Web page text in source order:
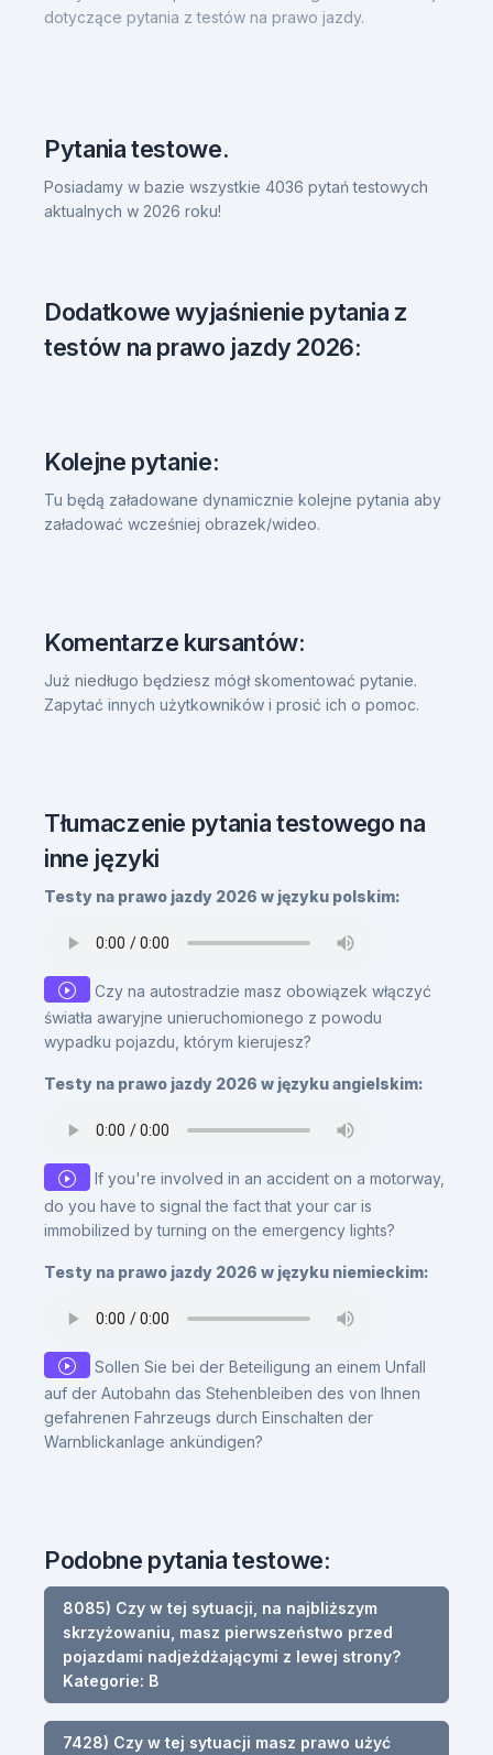
dotyczące pytania z testów na prawo jazdy.
Pytania testowe.
Posiadamy w bazie wszystkie 4036 pytań testowych
aktualnych w 2026 roku!
Dodatkowe wyjaśnienie pytania z
testów na prawo jazdy 2026:
Kolejne pytanie:
Tu będą załadowane dynamicznie kolejne pytania aby
załadować wcześniej obrazek/wideo.
Komentarze kursantów:
Już niedługo będziesz mógł skomentować pytanie.
Zapytać innych użytkowników i prosić ich o pomoc.
Tłumaczenie pytania testowego na
inne języki
Testy na prawo jazdy 2026 w języku polskim:
Czy na autostradzie masz obowiązek włączyć
światła awaryjne unieruchomionego z powodu
wypadku pojazdu, którym kierujesz?
Testy na prawo jazdy 2026 w języku angielskim:
If you're involved in an accident on a motorway,
do you have to signal the fact that your car is
immobilized by turning on the emergency lights?
Testy na prawo jazdy 2026 w języku niemieckim:
Sollen Sie bei der Beteiligung an einem Unfall
auf der Autobahn das Stehenbleiben des von Ihnen
gefahrenen Fahrzeugs durch Einschalten der
Warnblickanlage ankündigen?
Podobne pytania testowe:
8085) Czy w tej sytuacji, na najbliższym
skrzyżowaniu, masz pierwszeństwo przed
pojazdami nadjeżdżającymi z lewej strony?
Kategorie: B
7428) Czy w tej sytuacji masz prawo użyć